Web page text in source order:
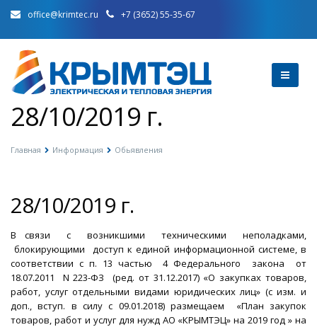
office@krimtec.ru +7 (3652) 55-35-67
28/10/2019 г.
Главная Информация Обьявления
28/10/2019 г.
В связи с возникшими техническими неполадками,
блокирующими доступ к единой информационной системе, в
соответствии с п. 13 частью 4 Федерального закона от
18.07.2011 N 223-ФЗ (ред. от 31.12.2017) «О закупках товаров,
работ, услуг отдельными видами юридических лиц» (с изм. и
доп., вступ. в силу с 09.01.2018) размещаем «План закупок
товаров, работ и услуг для нужд АО «КРЫМТЭЦ» на 2019 год » на